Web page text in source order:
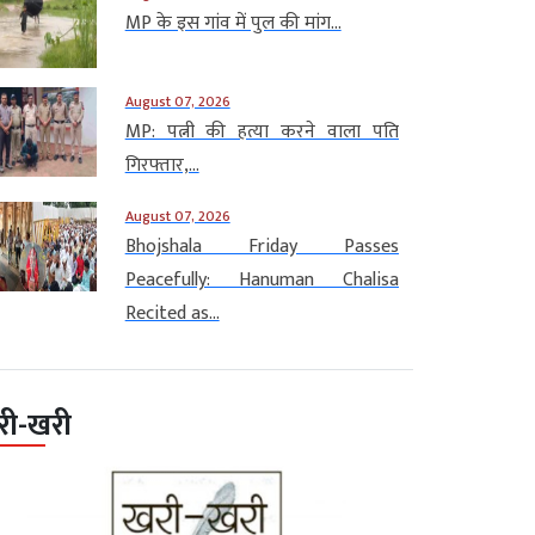
MP के इस गांव में पुल की मांग...
August 07, 2026
MP: पत्नी की हत्या करने वाला पति
गिरफ्तार,...
August 07, 2026
Bhojshala Friday Passes
Peacefully: Hanuman Chalisa
Recited as...
खरी